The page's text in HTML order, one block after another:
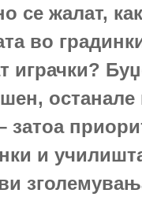
се жалат,
во
играчки?
останале
затоа
и